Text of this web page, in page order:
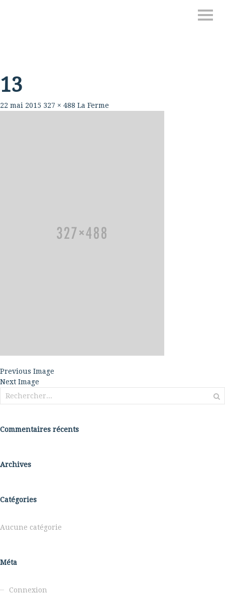
13
22 mai 2015 327 × 488 La Ferme
Previous Image
Next Image
Rechercher :
Commentaires récents
Archives
Catégories
Aucune catégorie
Méta
Connexion